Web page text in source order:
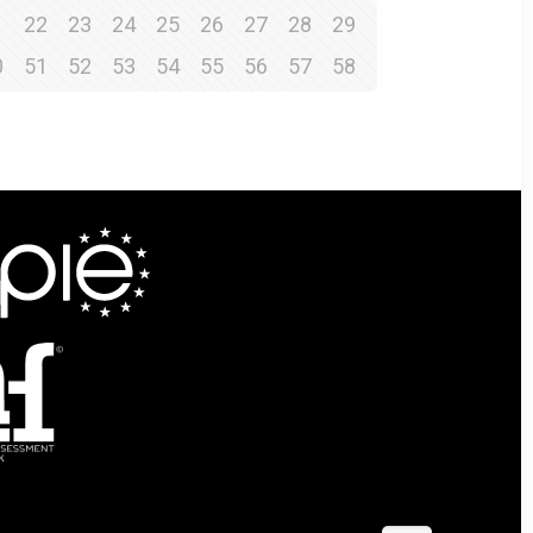
22 23 24 25 26 27 28
29
51 52 53 54 55 56 57 58